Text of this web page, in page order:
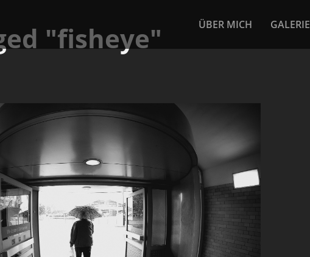
ÜBER MICH GALERIE
"fisheye"